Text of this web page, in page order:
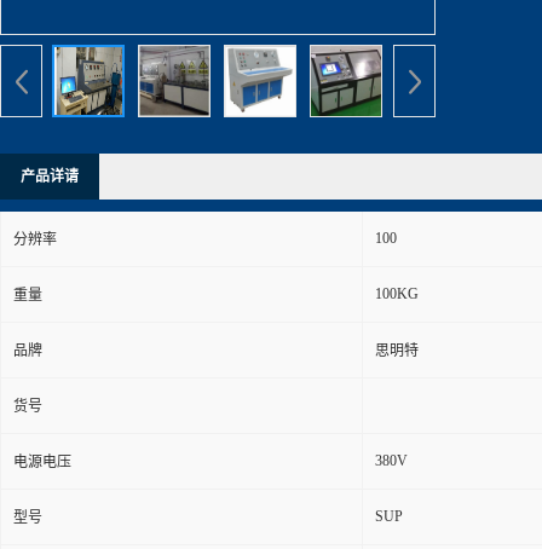
产品详请
分辨率 100
重量 100KG
品牌 思明特
货号
电源电压 380V
型号 SUP